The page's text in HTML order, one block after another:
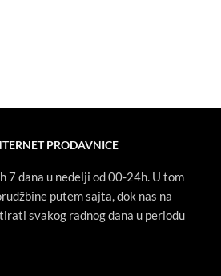
PRODAVNICE
7 dana u nedelji od 00-24h. U tom
putem sajta, dok nas na
svakog radnog dana u periodu